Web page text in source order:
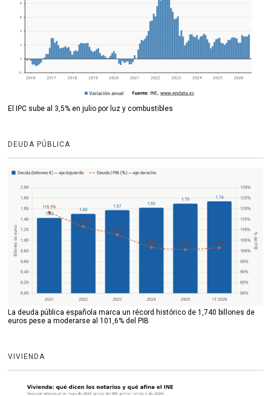
El IPC sube al 3,5% en julio por luz y combustibles
DEUDA PÚBLICA
La deuda pública española marca un récord histórico de 1,740 billones de
euros pese a moderarse al 101,6% del PIB
VIVIENDA